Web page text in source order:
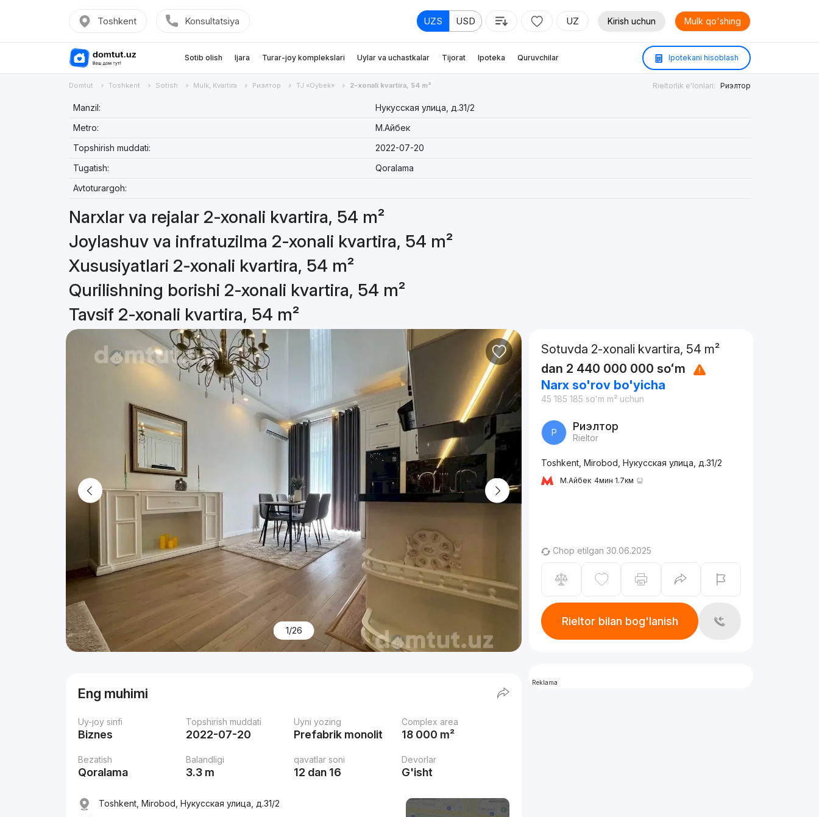
Toshkent Konsultatsiya UZS USD UZ Kirish uchun Mulk qo'shing
Sotib olish Ijara Turar-joy komplekslari Uylar va uchastkalar Tijorat Ipoteka Quruvchilar Ipotekani hisoblash
Domtut Toshkent Sotish Mulk, Kvartira Риэлтор TJ «Oybek» 2-xonali kvartira, 54 m² Rieltorlik e'lonlari: Риэлтор
Manzil:
Нукусская улица, д.31/2
Metro:
М.Айбек
Topshirish muddati:
2022-07-20
Tugatish:
Qoralama
Avtoturargoh:
Narxlar va rejalar 2-xonali kvartira, 54 m²
Joylashuv va infratuzilma 2-xonali kvartira, 54 m²
Xususiyatlari 2-xonali kvartira, 54 m²
Qurilishning borishi 2-xonali kvartira, 54 m²
Tavsif 2-xonali kvartira, 54 m²
1/26
Eng muhimi
Uy-joy sinfi
Biznes
Topshirish muddati
2022-07-20
Uyni yozing
Prefabrik monolit
Complex area
18 000 m²
Bezatish
Qoralama
Balandligi
3.3 m
qavatlar soni
12 dan 16
Devorlar
G'isht
Toshkent, Mirobod, Нукусская улица, д.31/2
Sotuvda 2-xonali kvartira, 54 m²
dan 2 440 000 000 soʻm
Narx so'rov bo'yicha
45 185 185 soʻm m² uchun
Р Риэлтор
Rieltor
Toshkent, Mirobod, Нукусская улица, д.31/2
М.Айбек 4мин 1.7км
Chop etilgan 30.06.2025
Rieltor bilan bog'lanish
Reklama